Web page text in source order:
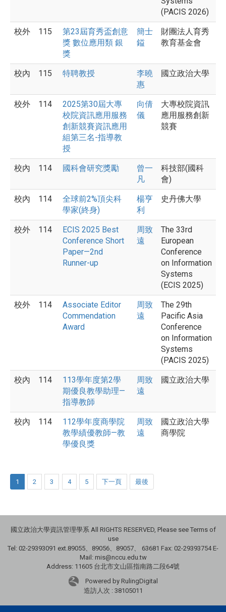
(PACIS 2026)
校外 115
第23屆育秀盃創意
獎 數位應用類 銀
獎
簡士
鎰
財團法人育秀
教育基金會
校內 115 特聘教授
李曉
惠
國立政治大學
校外 114
2025第30屆大專
校院資訊應用服務
創新競賽資訊應用
組第三名-指導教
授
向倩
儀
大專校院資訊
應用服務創新
競賽
校內 114 國科會研究獎勵
曾一
凡
科技部(國科
會)
校內 114
全球前2%頂尖科
學家(終身)
楊亨
利
史丹佛大學
校外 114
ECIS 2025 Best
Conference Short
Paper—2nd
Runner-up
周致
遠
The 33rd
European
Conference
on Information
Systems
(ECIS 2025)
校外 114
Associate Editor
Commendation
Award
周致
遠
The 29th
Pacific Asia
Conference
on Information
Systems
(PACIS 2025)
校內 114
113學年度第2學
期優良教學助理—
指導教師
周致
遠
國立政治大學
校內 114
112學年度商學院
教學績優教師—教
學優良獎
周致
遠
國立政治大學
商學院
1 2 3 4 5 下一頁 最後
國立政治大學資訊管理學系 All RIGHTS RESERVED, Please see Terms of
use
Tel: 02-29393091 ext.89055、89056、89057、
63681 Fax: 02-29393754 E-
Mail: mis@nccu.edu.tw
Address: 11605 台北市文山區指南路二段64號
Powered by RulingDigital
造訪人次 : 38105011